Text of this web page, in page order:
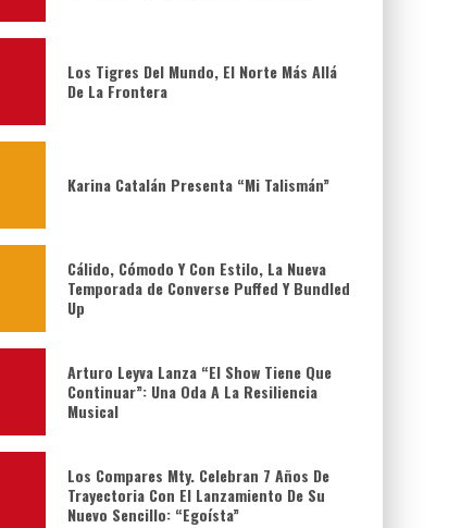
Los Tigres Del Mundo, El Norte Más Allá
De La Frontera
Karina Catalán Presenta “Mi Talismán”
Cálido, Cómodo Y Con Estilo, La Nueva
Temporada de Converse Puffed Y Bundled
Up
Arturo Leyva Lanza “El Show Tiene Que
Continuar”: Una Oda A La Resiliencia
Musical
Los Compares Mty. Celebran 7 Años De
Trayectoria Con El Lanzamiento De Su
Nuevo Sencillo: “Egoísta”